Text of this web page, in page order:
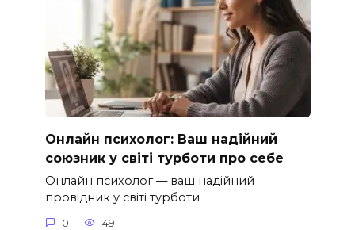
Онлайн психолог: Ваш надійний
союзник у світі турботи про себе
Онлайн психолог — ваш надійний
провідник у світі турботи
0 49